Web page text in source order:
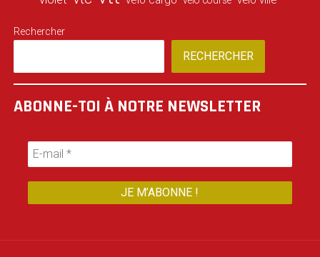
Rechercher
RECHERCHER
ABONNE-TOI À NOTRE NEWSLETTER